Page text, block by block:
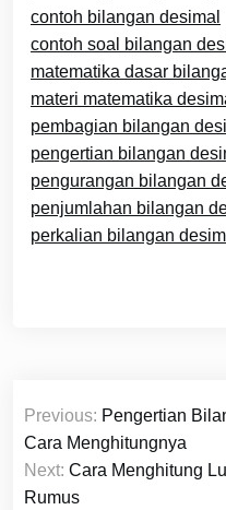
contoh bilangan desimal
contoh soal bilangan
matematika dasar
materi matematika
pembagian bilangan
pengertian bilangan
pengurangan bilangan
penjumlahan bilangan
perkalian bilangan
Navigasi
pos
Previous: Pengertian
Cara Menghitungnya
Next: Cara Menghitung
Rumus